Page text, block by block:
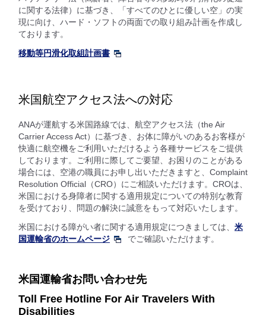
に関する法律）に基づき、「すべてのひとに優しい空」の実
現に向け、ハード・ソフトの両面での取り組み計画を作成し
ております。
移動等円滑化取組計画書
米国航空アクセス法への対応
ANAが運航する米国路線では、航空アクセス法（the Air
Carrier Access Act）に基づき、お体に障がいのあるお客様が
快適に航空機をご利用いただけるよう各種サービスをご提供
しております。ご利用に際してご要望、お困りのことがある
場合には、空港の職員にお申し出いただきますと、Complaint
Resolution Official（CRO）にご相談いただけます。CROは、
米国における身障者に関する適用規定についての特別な教育
を受けており、問題の解決に誠意をもって対応いたします。
米国における障がい者に関する適用規定につきましては、 米
国運輸省のホームページ
でご確認いただけます。
米国運輸省お問い合わせ先
Toll Free Hotline For Air Travelers With
Disabilities